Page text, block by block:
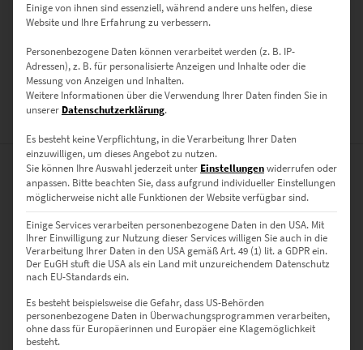
Poster, Leinwand auf Keilrahmen, Acrylglas
40 x 40 cm, 50 x 50 cm, 60 x 60 cm, 70 x 70 cm, 80 x 80 cm, 90 x 90 cm,
100 x 100 cm
0 0Bewertungen
Einige von ihnen sind essenziell, während andere uns helfen, diese
Website und Ihre Erfahrung zu verbessern.
Personenbezogene Daten können verarbeitet werden (z. B. IP-
Adressen), z. B. für personalisierte Anzeigen und Inhalte oder die
Messung von Anzeigen und Inhalten.
Weitere Informationen über die Verwendung Ihrer Daten finden Sie in
unserer Datenschutzerklärung.
Es besteht keine Verpflichtung, in die Verarbeitung Ihrer Daten
einzuwilligen, um dieses Angebot zu nutzen.
Sie können Ihre Auswahl jederzeit unter Einstellungenwiderrufen oder
anpassen. Bitte beachten Sie, dass aufgrund individueller Einstellungen
möglicherweise nicht alle Funktionen der Website verfügbar sind.
Einige Services verarbeiten personenbezogene Daten in den USA. Mit
Ihrer Einwilligung zur Nutzung dieser Services willigen Sie auch in die
Verarbeitung Ihrer Daten in den USA gemäß Art. 49 (1) lit. a GDPR ein.
Der EuGH stuft die USA als ein Land mit unzureichendem Datenschutz
nach EU-Standards ein.
Es besteht beispielsweise die Gefahr, dass US-Behörden
personenbezogene Daten in Überwachungsprogrammen verarbeiten,
ohne dass für Europäerinnen und Europäer eine Klagemöglichkeit
besteht.